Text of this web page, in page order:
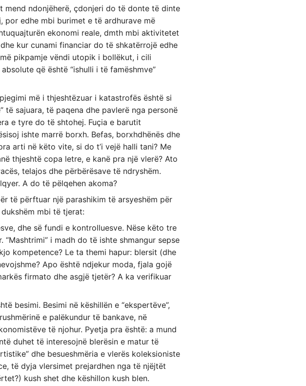
ndonjëherë, çdonjeri do të donte të dinte
edhe mbi burimet e të ardhurave më
ekonomi reale, dmth mbi aktivitetet
kur cunami financiar do të shkatërrojë edhe
pikpamje vëndi utopik i bollëkut, i cili
që është “ishulli i të famëshmve”
më i thjeshtëzuar i katastrofës është si
të sajuara, të paqena dhe pavlerë nga personë
e tyre do të shtohej. Fuçia e barutit
ishte marrë borxh. Befas, borxhdhënës dhe
arti në këto vite, si do t’i vejë halli tani? Me
thjeshtë copa letre, e kanë pra një vlerë? Ato
telajos dhe përbërësave të ndryshëm.
A do të pëlqehen akoma?
të përftuar një parashikim të arsyeshëm për
mbi të tjerat:
dhe së fundi e kontrolluesve. Nëse këto tre
i madh do të ishte shmangur sepse
kompetence? Le ta themi hapur: blersit (dhe
Apo është ndjekur moda, fjala gojë
firmato dhe asgjë tjetër? A ka verifikuar
besimi. Besimi në këshillën e “ekspertëve”,
e palëkundur të bankave, në
të njohur. Pyetja pra është: a mund
duhet të interesojnë blerësin e matur të
dhe besueshmëria e vlerës koleksioniste
të dyja vlersimet prejardhen nga të njëjtët
kush shet dhe këshillon kush blen.